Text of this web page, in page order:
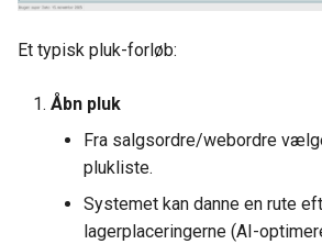
Et typisk pluk-forløb:
Åbn pluk
Fra salgsordre/webordre
plukliste.
Systemet kan danne en rute
lagerplaceringerne (AI-